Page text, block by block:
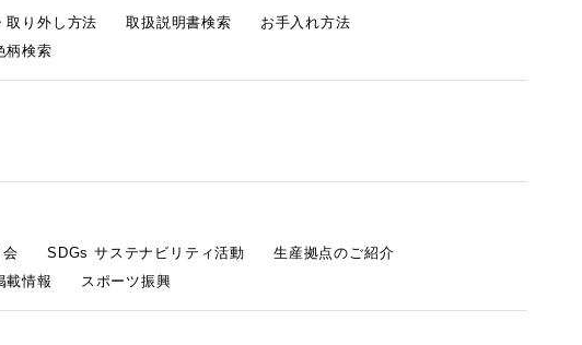
取り外し方法 取扱説明書検索
お手入れ方法
柄検索
会 SDGs サステナビリティ活動
生産拠点のご紹介
載情報 スポーツ振興